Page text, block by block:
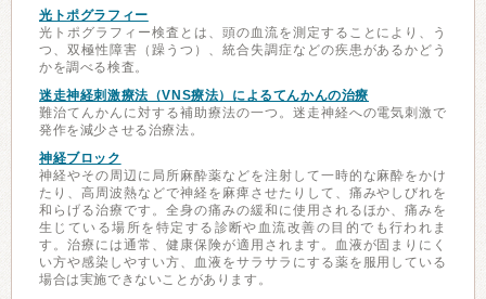
光トポグラフィー
光トポグラフィー検査とは、頭の血流を測定することにより、う
つ、双極性障害（躁うつ）、統合失調症などの疾患があるかどう
かを調べる検査。
迷走神経刺激療法（VNS療法）によるてんかんの治療
難治てんかんに対する補助療法の一つ。迷走神経への電気刺激で
発作を減少させる治療法。
神経ブロック
神経やその周辺に局所麻酔薬などを注射して一時的な麻酔をかけ
たり、高周波熱などで神経を麻痺させたりして、痛みやしびれを
和らげる治療です。全身の痛みの緩和に使用されるほか、痛みを
生じている場所を特定する診断や血流改善の目的でも行われま
す。治療には通常、健康保険が適用されます。血液が固まりにく
い方や感染しやすい方、血液をサラサラにする薬を服用している
場合は実施できないことがあります。